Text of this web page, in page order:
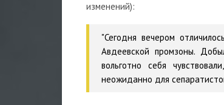
изменений):
"Сегодня вечером
Авдеевской промзоны.
вольготно себя
неожиданно для